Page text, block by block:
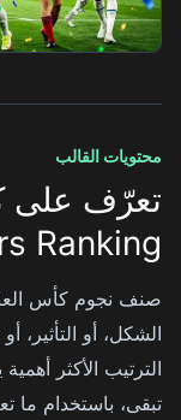
محتويات القالب
Ranking
الشكل، أو التأثير،
الترتيب الأكثر
تبقى، باستخدام ما